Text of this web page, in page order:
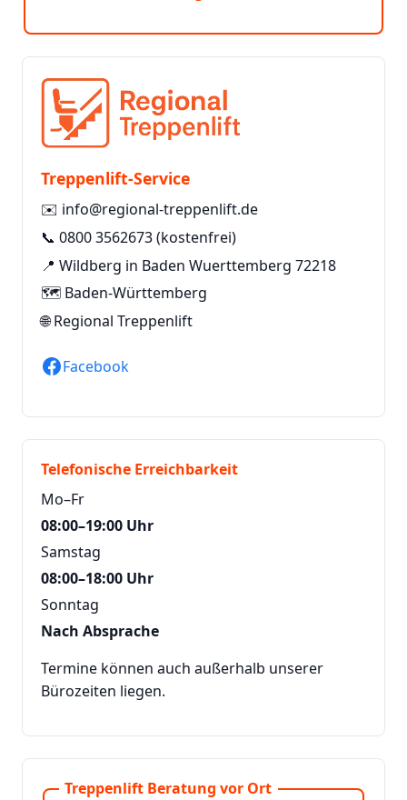
Treppenlift-Service
✉️ info@regional-treppenlift.de
📞 0800 3562673(kostenfrei)
📍 Wildberg in Baden Wuerttemberg 72218
🗺️ Baden-Württemberg
🌐Regional Treppenlift
Facebook
Telefonische Erreichbarkeit
Mo–Fr
08:00–19:00 Uhr
Samstag
08:00–18:00 Uhr
Sonntag
Nach Absprache
Termine können auch außerhalb unserer
Bürozeiten liegen.
Treppenlift Beratung vor Ort